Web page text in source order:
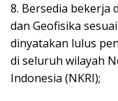
8. Bersedia bekerja
dan Geofisika
dinyatakan lulus
di seluruh wilayah
Indonesia (NKRI);